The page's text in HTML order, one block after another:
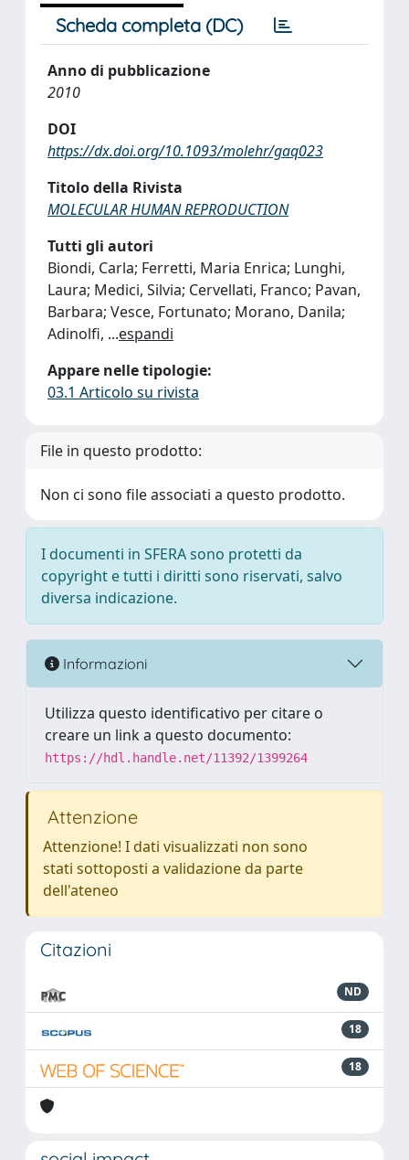
Scheda completa (DC)
Anno di pubblicazione
2010
DOI
https://dx.doi.org/10.1093/molehr/gaq023
Titolo della Rivista
MOLECULAR HUMAN REPRODUCTION
Tutti gli autori
Biondi, Carla; Ferretti, Maria Enrica; Lunghi,
Laura; Medici, Silvia; Cervellati, Franco; Pavan,
Barbara; Vesce, Fortunato; Morano, Danila;
Adinolfi, ...espandi
Appare nelle tipologie:
03.1 Articolo su rivista
File in questo prodotto:
Non ci sono file associati a questo prodotto.
I documenti in SFERA sono protetti da
copyright e tutti i diritti sono riservati, salvo
diversa indicazione.
Informazioni
Utilizza questo identificativo per citare o
creare un link a questo documento:
https://hdl.handle.net/11392/1399264
Attenzione
Attenzione! I dati visualizzati non sono
stati sottoposti a validazione da parte
dell'ateneo
Citazioni
ND
18
18